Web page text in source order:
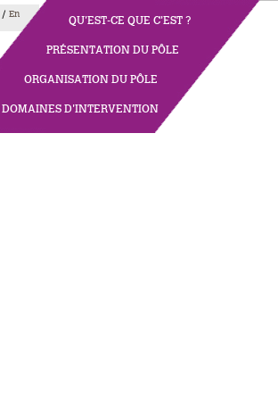
/ En QU'EST-CE QUE C'EST ?
PRÉSENTATION DU PÔLE
ORGANISATION DU PÔLE
DOMAINES D'INTERVENTION